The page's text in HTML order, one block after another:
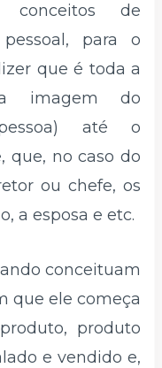
conceitos de
para o
que é toda a
imagem do
até o
que, no caso do
ou chefe, os
a esposa e etc.
conceituam
que ele começa
produto
e vendido e,